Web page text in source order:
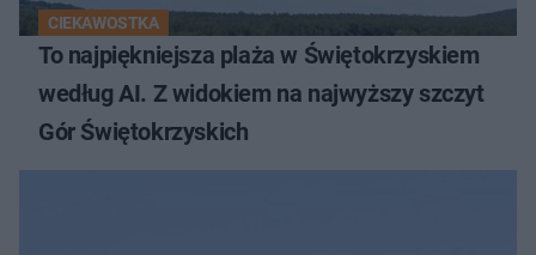
CIEKAWOSTKA
To najpiękniejsza plaża w Świętokrzyskiem
według AI. Z widokiem na najwyższy szczyt
Gór Świętokrzyskich